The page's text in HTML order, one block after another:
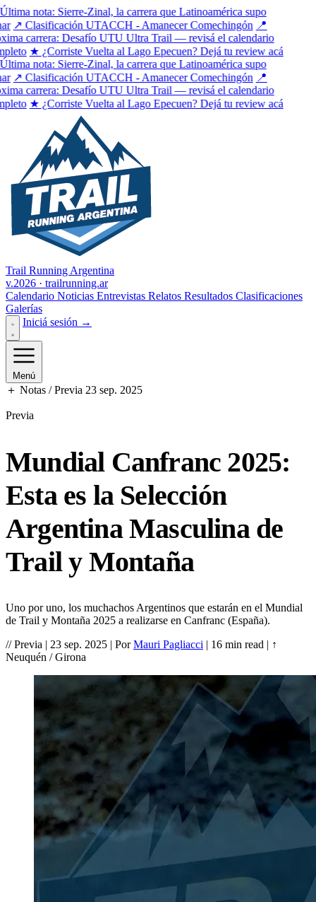
nota: Sierre-Zinal, la carrera que Latinoamérica supo
↗ Clasificación UTACCH - Amanecer Comechingón 📍
carrera: Desafío UTU Ultra Trail — revisá el calendario
★ ¿Corriste Vuelta al Lago Epecuen? Dejá tu review acá
nota: Sierre-Zinal, la carrera que Latinoamérica supo
↗ Clasificación UTACCH - Amanecer Comechingón 📍
carrera: Desafío UTU Ultra Trail — revisá el calendario
★ ¿Corriste Vuelta al Lago Epecuen? Dejá tu review acá
Trail Running Argentina
v.2026 · trailrunning.ar
Calendario Noticias Entrevistas Relatos Resultados Clasificaciones
Galerías
Iniciá sesión →
Menú
＋ Notas / Previa 23 sep. 2025
Previa
Mundial Canfranc 2025:
Esta es la Selección
Argentina Masculina de
Trail y Montaña
Uno por uno, los muchachos Argentinos que estarán en el Mundial
de Trail y Montaña 2025 a realizarse en Canfranc (España).
//Previa | 23 sep. 2025 | PorMauri Pagliacci | 16 min read | ↑
Neuquén / Girona